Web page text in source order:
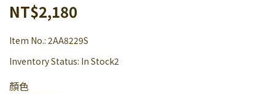
NT$2,180
Item No.: 2AA8229S
Inventory Status: In Stock2
顏色